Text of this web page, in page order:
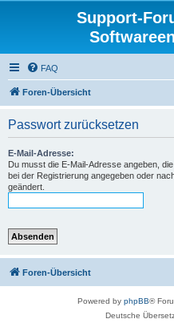
Support-
FAQ
Foren-Übersicht
Passwort zurücksetzen
E-Mail-Adresse:
Du musst die E-Mail-Adresse angeben,
bei der Registrierung angegeben oder
geändert.
Foren-Übersicht
Powered by phpBB®
Deutsche